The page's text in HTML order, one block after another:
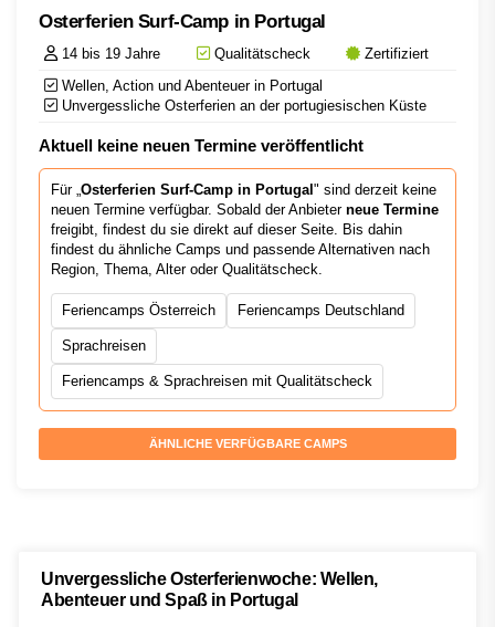
Osterferien Surf-Camp in Portugal
14 bis 19 Jahre Qualitätscheck
Zertifiziert
Wellen, Action und Abenteuer in Portugal
Unvergessliche Osterferien an der portugiesischen Küste
Aktuell keine neuen Termine veröffentlicht
Für „Osterferien Surf-Camp in Portugal " sind derzeit keine
neuen Termine verfügbar. Sobald der Anbieter neue Termine
freigibt, findest du sie direkt auf dieser Seite. Bis dahin
findest du ähnliche Camps und passende Alternativen nach
Region, Thema, Alter oder Qualitätscheck.
Feriencamps Österreich Feriencamps Deutschland
Sprachreisen
Feriencamps & Sprachreisen mit Qualitätscheck
ÄHNLICHE VERFÜGBARE CAMPS
Unvergessliche Osterferienwoche: Wellen,
Abenteuer und Spaß in Portugal